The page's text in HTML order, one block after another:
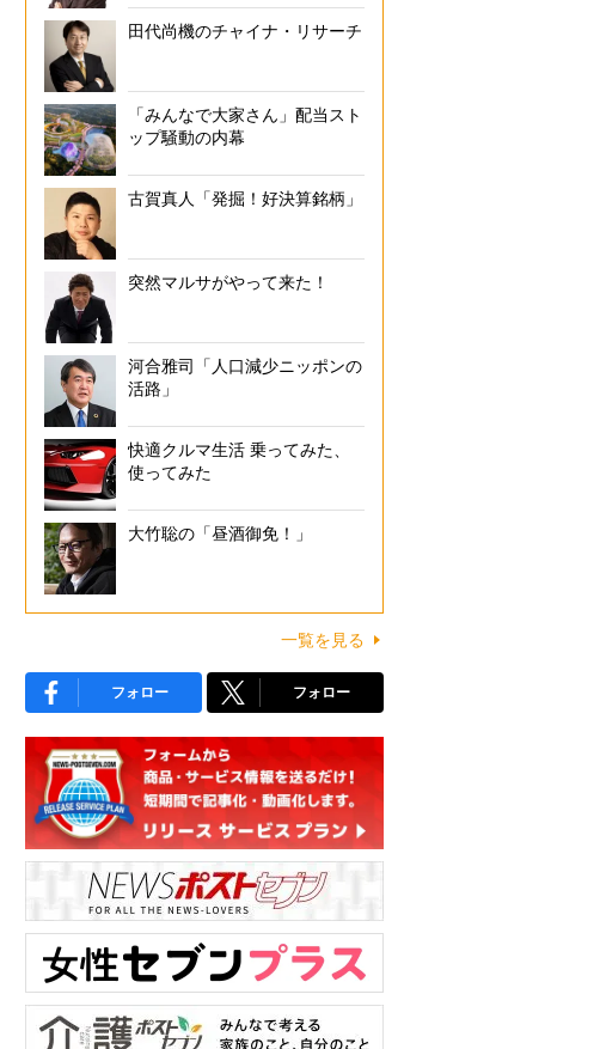
田代尚機のチャイナ・リサーチ
「みんなで大家さん」配当スト
ップ騒動の内幕
古賀真人「発掘！好決算銘柄」
突然マルサがやって来た！
河合雅司「人口減少ニッポンの
活路」
快適クルマ生活 乗ってみた、
使ってみた
大竹聡の「昼酒御免！」
一覧を見る
フォロー フォロー